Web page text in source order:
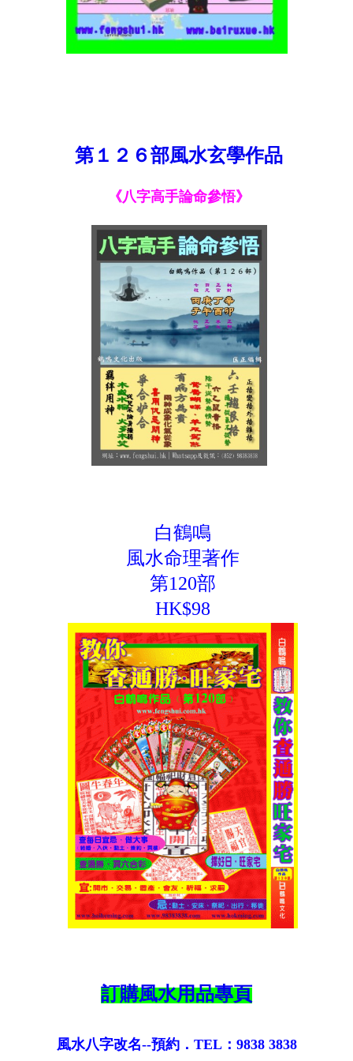
第１２６部風水玄學作品
《八字高手論命參悟》
白鶴鳴
風水命理著作
第120部
HK$98
訂購風水用品專頁
風水八字改名--預約．TEL：9838 3838